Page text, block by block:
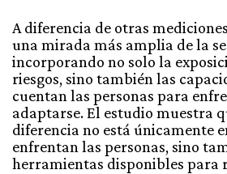
A diferencia de otras
una mirada más amplia de la
incorporando no solo la
riesgos, sino también las
cuentan las personas para
adaptarse. El estudio muestra
diferencia no está únicamente
enfrentan las personas, sino
herramientas disponibles para